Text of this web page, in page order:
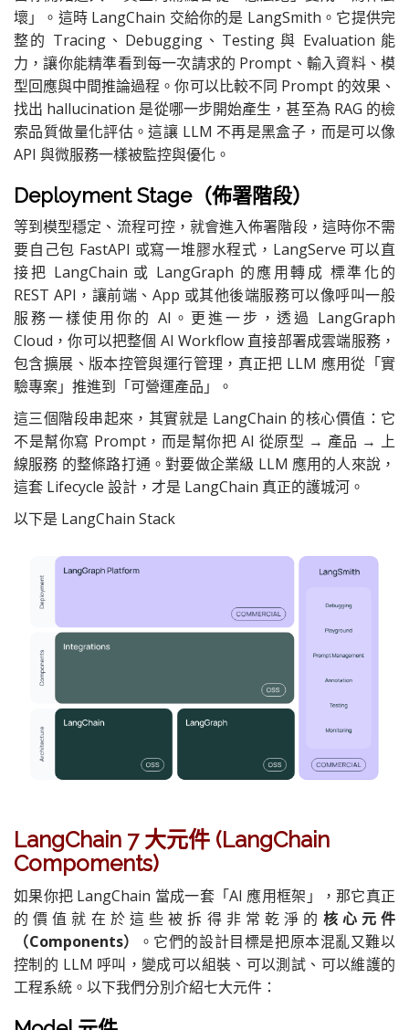
壞」。這時 LangChain 交給你的是 LangSmith。它提供完
整的 Tracing、Debugging、Testing 與 Evaluation 能
力，讓你能精準看到每一次請求的 Prompt、輸入資料、模
型回應與中間推論過程。你可以比較不同 Prompt 的效果、
找出 hallucination 是從哪一步開始產生，甚至為 RAG 的檢
索品質做量化評估。這讓 LLM 不再是黑盒子，而是可以像
API 與微服務一樣被監控與優化。
Deployment Stage（佈署階段）
等到模型穩定、流程可控，就會進入佈署階段，這時你不需
要自己包 FastAPI 或寫一堆膠水程式，LangServe 可以直
接把 LangChain 或 LangGraph 的應用轉成 標準化的
REST API，讓前端、App 或其他後端服務可以像呼叫一般
服務一樣使用你的 AI。更進一步，透過 LangGraph
Cloud，你可以把整個 AI Workflow 直接部署成雲端服務，
包含擴展、版本控管與運行管理，真正把 LLM 應用從「實
驗專案」推進到「可營運產品」。
這三個階段串起來，其實就是 LangChain 的核心價值：它
不是幫你寫 Prompt，而是幫你把 AI 從原型 → 產品 → 上
線服務 的整條路打通。對要做企業級 LLM 應用的人來說，
這套 Lifecycle 設計，才是 LangChain 真正的護城河。
以下是 LangChain Stack
LangChain 7 大元件 (LangChain
Compoments)
如果你把 LangChain 當成一套「AI 應用框架」，那它真正
的價值就在於這些被拆得非常乾淨的 核心元件
（Components）
。它們的設計目標是把原本混亂又難以
控制的 LLM 呼叫，變成可以組裝、可以測試、可以維護的
工程系統。以下我們分別介紹七大元件：